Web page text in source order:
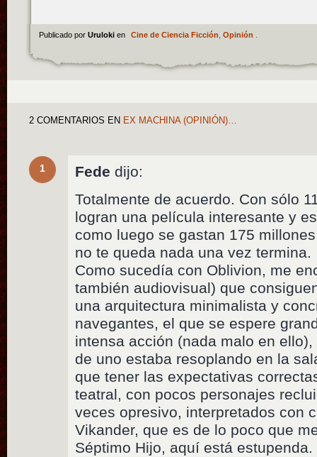
Publicado por Uruloki en Cine de Ciencia Ficción Opinión
2 COMENTARIOS EN EX MACHINA (OPINIÓN)…
1 Fede dijo:
Totalmente de acuerdo. Con sólo
logran una película interesante y
como luego se gastan 175
no te queda nada una vez termina.
Como sucedía con Oblivion, me
también audiovisual) que
una arquitectura minimalista y
navegantes, el que se espere
intensa acción (nada malo en
de uno estaba resoplando en la
que tener las expectativas
teatral, con pocos personajes
veces opresivo, interpretados con
Vikander, que es de lo poco que
Séptimo Hijo, aquí está